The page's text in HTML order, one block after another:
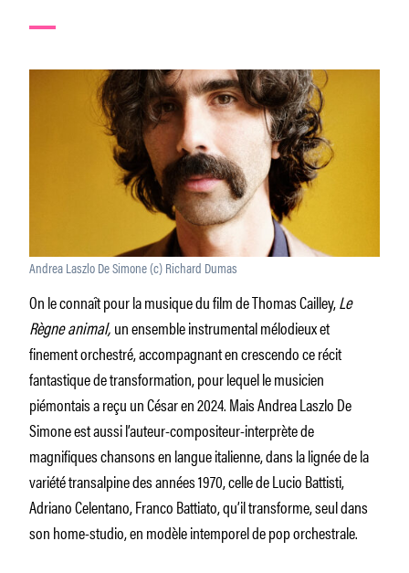
Andrea Laszlo De Simone (c) Richard Dumas
On le connaît pour la musique du film de Thomas Cailley,Le
Règne animal,un ensemble instrumental mélodieux et
finement orchestré, accompagnant en crescendo ce récit
fantastique de transformation, pour lequel le musicien
piémontais a reçu un César en 2024. Mais Andrea Laszlo De
Simone est aussi l’auteur-compositeur-interprète de
magnifiques chansons en langue italienne, dans la lignée de la
variété transalpine des années 1970, celle de Lucio Battisti,
Adriano Celentano, Franco Battiato, qu’il transforme, seul dans
son home-studio, en modèle intemporel de pop orchestrale.